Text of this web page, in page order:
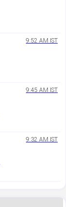
9:52 AM IST
9:45 AM IST
9:32 AM IST